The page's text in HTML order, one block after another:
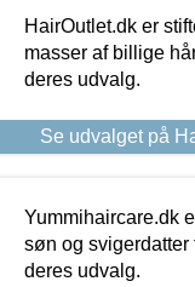
HairOutlet.dk er
masser af billige
deres udvalg.
Se udvalget på
Yummihaircare.dk
søn og
deres udvalg.